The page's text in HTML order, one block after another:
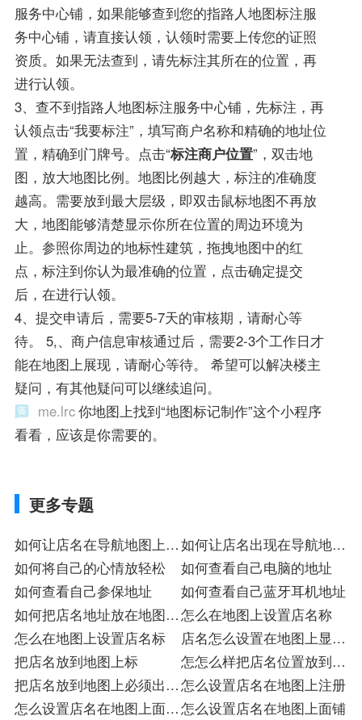
服务中心铺，如果能够查到您的指路人地图标注服
务中心铺，请直接认领，认领时需要上传您的证照
资质。如果无法查到，请先标注其所在的位置，再
进行认领。
3、查不到指路人地图标注服务中心铺，先标注，再
认领点击“我要标注”，填写商户名称和精确的地址位
置，精确到门牌号。点击“标注商户位置”，双击地
图，放大地图比例。地图比例越大，标注的准确度
越高。需要放到最大层级，即双击鼠标地图不再放
大，地图能够清楚显示你所在位置的周边环境为
止。参照你周边的地标性建筑，拖拽地图中的红
点，标注到你认为最准确的位置，点击确定提交
后，在进行认领。
4、提交申请后，需要5-7天的审核期，请耐心等
待。 5,、商户信息审核通过后，需要2-3个工作日才
能在地图上展现，请耐心等待。 希望可以解决楼主
疑问，有其他疑问可以继续追问。
me.lrc你地图上找到“地图标记制作”这个小程序
看看，应该是你需要的。
更多专题
如何让店名在导航地图上出
现店
如何让店名出现在导航地图
上铺
如何将自己的心情放轻松
如何查看自己电脑的地址
如何查看自己参保地址
如何查看自己蓝牙耳机地址
如何把店名地址放在地图上
标
怎么在地图上设置店名称
怎么在地图上设置店名标
店名怎么设置在地图上显示
店
把店名放到地图上标
怎怎么样把店名位置放到地
图上
把店名放到地图上必须出钱
吗
怎么设置店名在地图上注册
怎么设置店名在地图上面标怎么设置店名在地图上面铺